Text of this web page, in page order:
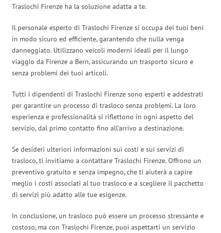
Traslochi Firenze ha la soluzione adatta a te.
Il personale esperto di Traslochi Firenze si occupa dei tuoi beni
in modo sicuro ed efficiente, garantendo che nulla venga
danneggiato. Utilizzano veicoli moderni ideali per il lungo
viaggio da Firenze a Bern, assicurando un trasporto sicuro e
senza problemi dei tuoi articoli.
Tutti i dipendenti di Traslochi Firenze sono esperti e addestrati
per garantire un processo di trasloco senza problemi. La loro
esperienza e professionalità si riflettono in ogni aspetto del
servizio, dal primo contatto fino all’arrivo a destinazione.
Se desideri ulteriori informazioni sui costi e sui servizi di
trasloco, ti invitiamo a contattare Traslochi Firenze. Offrono un
preventivo gratuito e senza impegno, che ti aiuterà a capire
meglio i costi associati al tuo trasloco e a scegliere il pacchetto
di servizi più adatto alle tue esigenze.
In conclusione, un trasloco può essere un processo stressante e
costoso, ma con Traslochi Firenze, puoi aspettarti un servizio